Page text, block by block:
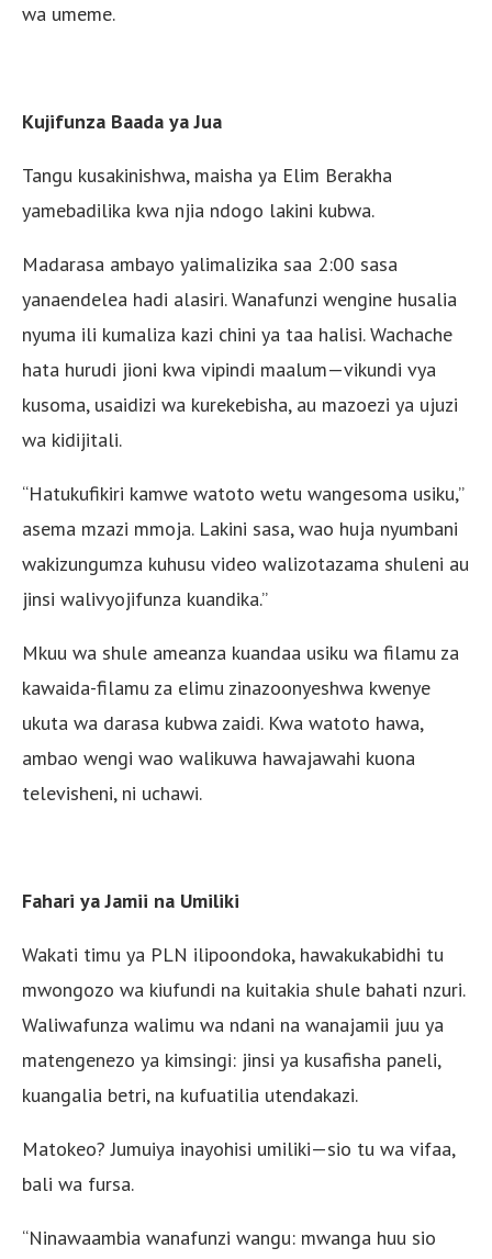
wa umeme.
Kujifunza Baada ya Jua
Tangu kusakinishwa, maisha ya Elim Berakha
yamebadilika kwa njia ndogo lakini kubwa.
Madarasa ambayo yalimalizika saa 2:00 sasa
yanaendelea hadi alasiri. Wanafunzi wengine husalia
nyuma ili kumaliza kazi chini ya taa halisi. Wachache
hata hurudi jioni kwa vipindi maalum—vikundi vya
kusoma, usaidizi wa kurekebisha, au mazoezi ya ujuzi
wa kidijitali.
“Hatukufikiri kamwe watoto wetu wangesoma usiku,”
asema mzazi mmoja. Lakini sasa, wao huja nyumbani
wakizungumza kuhusu video walizotazama shuleni au
jinsi walivyojifunza kuandika.”
Mkuu wa shule ameanza kuandaa usiku wa filamu za
kawaida-filamu za elimu zinazoonyeshwa kwenye
ukuta wa darasa kubwa zaidi. Kwa watoto hawa,
ambao wengi wao walikuwa hawajawahi kuona
televisheni, ni uchawi.
Fahari ya Jamii na Umiliki
Wakati timu ya PLN ilipoondoka, hawakukabidhi tu
mwongozo wa kiufundi na kuitakia shule bahati nzuri.
Waliwafunza walimu wa ndani na wanajamii juu ya
matengenezo ya kimsingi: jinsi ya kusafisha paneli,
kuangalia betri, na kufuatilia utendakazi.
Matokeo? Jumuiya inayohisi umiliki—sio tu wa vifaa,
bali wa fursa.
“Ninawaambia wanafunzi wangu: mwanga huu sio